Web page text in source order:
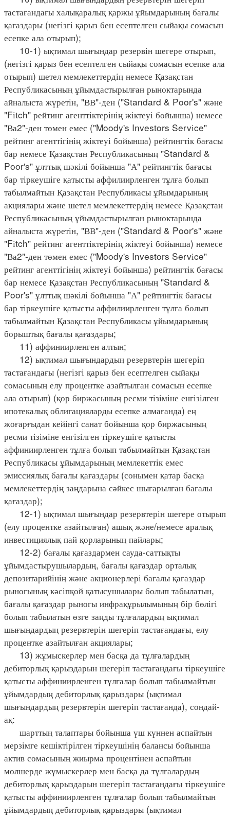
тастағандағы халықаралық қаржы ұйымдарының бағалы
қағаздары (негізгі қарыз бен есептелген сыйақы сомасын
есепке ала отырып);
10-1) ықтимал шығындар резервін шегере отырып,
(негізгі қарыз бен есептелген сыйақы сомасын есепке ала
отырып) шетел мемлекеттердің немесе Қазақстан
Республикасының ұйымдастырылған рыноктарында
айналыста жүретін, "ВВ"-ден ("Standard & Poor's" және
"Fіtch" рейтинг агенттіктерінің жіктеуі бойынша) немесе
"Ва2"-ден төмен емес ("Moody's Investors Servіce"
рейтинг агенттігінің жіктеуі бойынша) рейтингтік бағасы
бар немесе Қазақстан Республикасының "Standard &
Poor's" ұлттық шәкілі бойынша "А" рейтингтік бағасы
бар тіркеушіге қатысты аффилиирленген тұлға болып
табылмайтын Қазақстан Республикасы ұйымдарының
акциялары және шетел мемлекеттердің немесе Қазақстан
Республикасының ұйымдастырылған рыноктарында
айналыста жүретін, "ВВ"-ден ("Standard & Poor's" және
"Fіtch" рейтинг агенттіктерінің жіктеуі бойынша) немесе
"Ва2"-ден төмен емес ("Moody's Investors Servіce"
рейтинг агенттігінің жіктеуі бойынша) рейтингтік бағасы
бар немесе Қазақстан Республикасының "Standard &
Poor's" ұлттық шәкілі бойынша "А" рейтингтік бағасы
бар тіркеушіге қатысты аффилиирленген тұлға болып
табылмайтын Қазақстан Республикасы ұйымдарының
борыштық бағалы қағаздары;
11) аффиниирленген алтын;
12) ықтимал шығындардың резервтерін шегеріп
тастағандағы (негізгі қарыз бен есептелген сыйақы
сомасының елу процентке азайтылған сомасын есепке
ала отырып) (қор биржасының ресми тізіміне енгізілген
ипотекалық облигацияларды есепке алмағанда) ең
жоғарғыдан кейінгі санат бойынша қор биржасының
ресми тізіміне енгізілген тіркеушіге қатысты
аффиниирленген тұлға болып табылмайтын Қазақстан
Республикасы ұйымдарының мемлекеттік емес
эмиссиялық бағалы қағаздары (сонымен қатар басқа
мемлекеттердің заңдарына сәйкес шығарылған бағалы
қағаздар);
12-1) ықтимал шығындар резервтерін шегере отырып
(елу процентке азайтылған) ашық және/немесе аралық
инвестициялық пай қорларының пайлары;
12-2) бағалы қағаздармен сауда-саттықты
ұйымдастырушылардың, бағалы қағаздар орталық
депозитарийінің және акционерлері бағалы қағаздар
рыногының кәсіпқой қатысушылары болып табылатын,
бағалы қағаздар рыногы инфрақұрылымының бір бөлігі
болып табылатын өзге заңды тұлғалардың ықтимал
шығындардың резервтерін шегеріп тастағандағы, елу
процентке азайтылған акциялары;
13) жұмыскерлер мен басқа да тұлғалардың
дебиторлық қарыздарын шегеріп тастағандағы тіркеушіге
қатысты аффиниирленген тұлғалар болып табылмайтын
ұйымдардың дебиторлық қарыздары (ықтимал
шығындардың резервтерін шегеріп тастағанда), сондай-
ақ:
шарттың талаптары бойынша үш күннен аспайтын
мерзімге кешіктірілген тіркеушінің балансы бойынша
актив сомасының жиырма процентінен аспайтын
мөлшерде жұмыскерлер мен басқа да тұлғалардың
дебиторлық қарыздарын шегеріп тастағандағы тіркеушіге
қатысты аффиниирленген тұлғалар болып табылмайтын
ұйымдардың дебиторлық қарыздары (ықтимал